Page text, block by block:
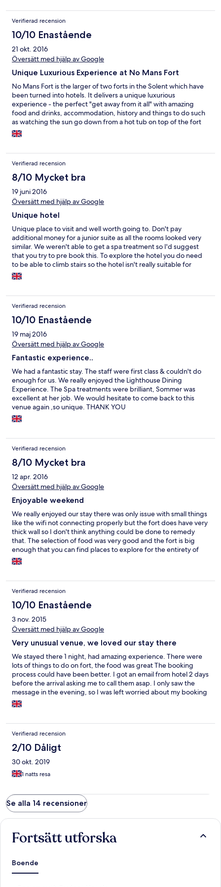
Verifierad recension
10/10 Enastående
21 okt. 2016
Översätt med hjälp av Google
Unique Luxurious Experience at No Mans Fort
No Mans Fort is the larger of two forts in the Solent which have
been turned into hotels. It delivers a unique luxurious
experience - the perfect "get away from it all" with amazing
food and drinks, accommodation, history and things to do such
as watching the sun go down from a hot tub on top of the fort
with amazing views all around and rum infused hot chocolate
round a lovely warm fire pit after dinner. They also have laser
Verifierad recension
8/10 Mycket bra
19 juni 2016
Översätt med hjälp av Google
Unique hotel
Unique place to visit and well worth going to. Don't pay
additional money for a junior suite as all the rooms looked very
similar. We weren't able to get a spa treatment so I'd suggest
that you try to pre book this. To explore the hotel you do need
to be able to climb stairs so the hotel isn't really suitable for
wheelchair users
Verifierad recension
10/10 Enastående
19 maj 2016
Översätt med hjälp av Google
Fantastic experience..
We had a fantastic stay. The staff were first class & couldn't do
enough for us. We really enjoyed the Lighthouse Dining
Experience. The Spa treatments were brilliant, Sommer was
excellent at her job. We would hesitate to come back to this
venue again ,so unique. THANK YOU
Verifierad recension
8/10 Mycket bra
12 apr. 2016
Översätt med hjälp av Google
Enjoyable weekend
We really enjoyed our stay there was only issue with small things
like the wifi not connecting properly but the fort does have very
thick wall so I don't think anything could be done to remedy
that. The selection of food was very good and the fort is big
enough that you can find places to explore for the entirety of
your stay. The checkout time in the morning felt quiet rushed
though, the boat showed up early so we were packed up about
getting on the boat.
Verifierad recension
10/10 Enastående
3 nov. 2015
Översätt med hjälp av Google
Very unusual venue, we loved our stay there
We stayed there 1 night, had amazing experience. There were
lots of things to do on fort, the food was great The booking
process could have been better. I got an email from hotel 2 days
before the arrival asking me to call them asap. I only saw the
message in the evening, so I was left worried about my booking
till next day. Then, when I called, I was said that my payment
didn't go through. But in fact I paid for the room 1.5 month in
Verifierad recension
2/10 Dåligt
30 okt. 2019
1 natts resa
Se alla 14 recensioner
Fortsätt utforska
Boende